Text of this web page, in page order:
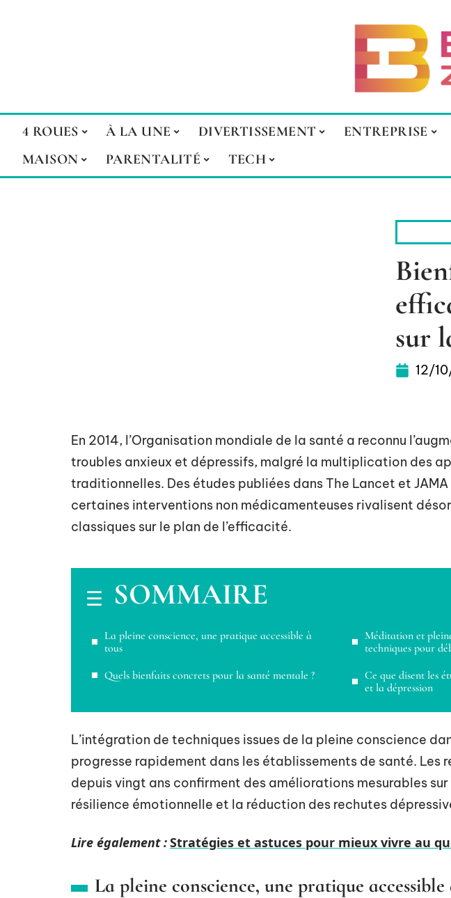
4 ROUES À LA UNE DIVERTISSEMENT ENTREPRISE
MAISON
PARENTALITÉ TECH
sur
12/
En 2014, l’Organisation mondiale de la santé a reconnu
troubles anxieux et dépressifs, malgré la multiplication des
traditionnelles. Des études publiées dans The Lancet et
certaines interventions non médicamenteuses rivalisent
classiques sur le plan de l’efficacité.
SOMMAIRE
La pleine conscience, une pratique accessible à
tous
Quels bienfaits concrets pour la santé mentale ?
Méditation et
techniques pour
Ce que disent les
et la dépression
L’intégration de techniques issues de la pleine conscience
progresse rapidement dans les établissements de santé. Les
depuis vingt ans confirment des améliorations mesurables
résilience émotionnelle et la réduction des rechutes
Lire également :Stratégies et astuces pour mieux vivre au
La pleine conscience, une pratique accessible